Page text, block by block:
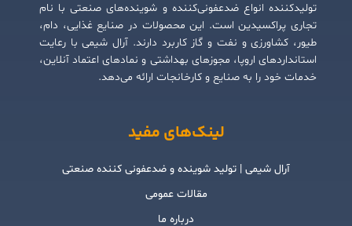
تولیدکننده انواع ضدعفونی‌کننده و شوینده‌های صنعتی با نام
تجاری پراکسیدین است. این محصولات در صنایع غذایی، دام،
طیور، کشاورزی و نفت و گاز کاربرد دارند. آرال شیمی با رعایت
استانداردهای اروپا، مجوزهای بهداشتی و نمادهای اعتماد آنلاین،
خدمات خود را به صنایع و کارخانجات ارائه می‌دهد.
لینک‌های مفید
آرال شیمی | تولید شوینده و ضدعفونی کننده صنعتی
مقالات عمومی
درباره ما